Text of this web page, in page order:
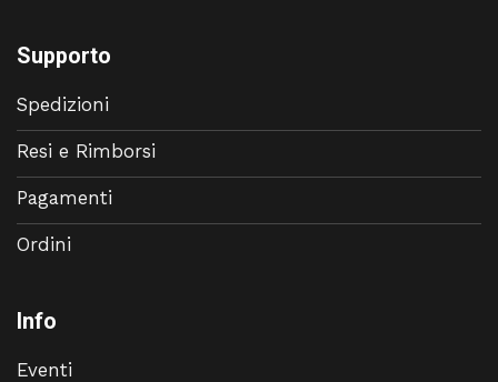
Supporto
Spedizioni
Resi e Rimborsi
Pagamenti
Ordini
Info
Eventi